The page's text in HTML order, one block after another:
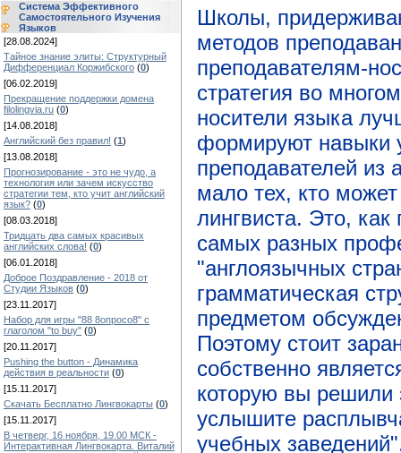
Система Эффективного
Самостоятельного Изучения
Языков
[28.08.2024]
Тайное знание элиты: Структурный
Дифференциал Коржибского (0)
[06.02.2019]
Прекращение поддержки домена
filolingvia.ru (0)
[14.08.2018]
Английский без правил! (1)
[13.08.2018]
Прогнозирование - это не чудо, а
технология или зачем искусство
стратегии тем, кто учит английский
язык? (0)
[08.03.2018]
Тридцать два самых красивых
английских слова! (0)
[06.01.2018]
Доброе Поздравление - 2018 от
Студии Языков (0)
[23.11.2017]
Набор для игры "88 8опросо8" с
глаголом "to buy" (0)
[20.11.2017]
Pushing the button - Динамика
действия в реальности (0)
[15.11.2017]
Скачать Бесплатно Лингвокарты (0)
[15.11.2017]
В четверг, 16 ноября, 19.00 МСК -
Интерактивная Лингвокарта. Виталий
Школы,
методов
преподавателям-
стратегия во
носители языка
формируют навыки
преподавателей из
мало тех, кто
лингвиста. Это, как
самых разных
"англоязычных
грамматическая
предметом
Поэтому стоит
собственно
которую вы решили
услышите
учебных